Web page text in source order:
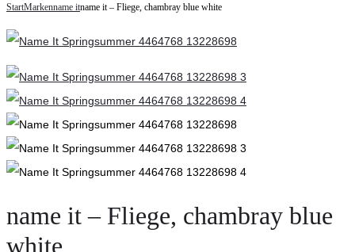
StartMarkenname itname it – Fliege, chambray blue white
name it – Fliege, chambray blue
white